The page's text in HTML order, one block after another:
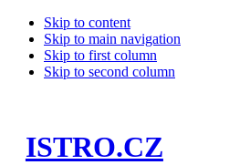
Skip to content
Skip to main navigation
Skip to first column
Skip to second column
ISTRO.CZ